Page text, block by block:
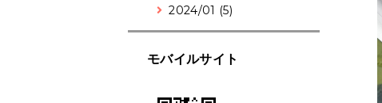
2024/01 (5)
モバイルサイト